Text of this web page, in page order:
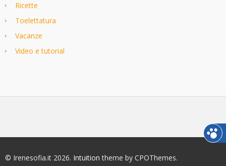
Ricette
Toelettatura
Vacanze
Video e tutorial
© Irenesofia.it 2026. Intuition theme by CPOThemes.